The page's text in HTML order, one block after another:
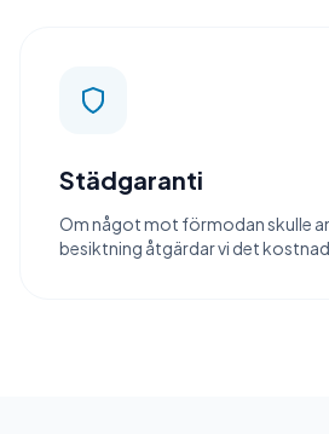
Städgaranti
Om något mot förmodan skulle
besiktning åtgärdar vi det